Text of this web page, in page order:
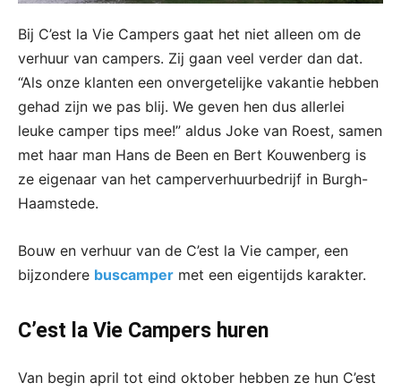
Bij C’est la Vie Campers gaat het niet alleen om de
verhuur van campers. Zij gaan veel verder dan dat.
“Als onze klanten een onvergetelijke vakantie hebben
gehad zijn we pas blij. We geven hen dus allerlei
leuke camper tips mee!” aldus Joke van Roest, samen
met haar man Hans de Been en Bert Kouwenberg is
ze eigenaar van het camperverhuurbedrijf in Burgh-
Haamstede.
Bouw en verhuur van de C’est la Vie camper, een
bijzondere buscamper met een eigentijds karakter.
C’est la Vie Campers huren
Van begin april tot eind oktober hebben ze hun C’est